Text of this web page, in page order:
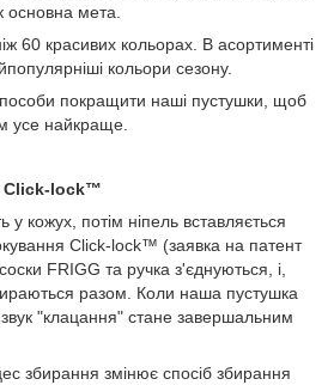
основна мета.
60 красивих кольорах. В асортименті
кольори сезону.
покращити наші пустушки, щоб
усе найкраще.
Click-lock™
у кожух, потім ніпель вставляється
Click-lock™ (заявка на патент
FRIGG та ручка з'єднуються, і,
разом. Коли наша пустушка
"клацання" стане завершальним
збирання змінює спосіб збирання